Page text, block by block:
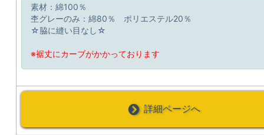
素材：綿100％
杢グレーのみ：綿80％ ポリエステル20％
☆脇に縫い目なし☆
※裾丈にカーブがかかっております
詳細ページへ